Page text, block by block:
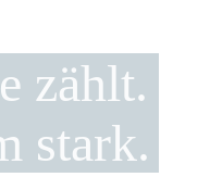
zählt.
stark.